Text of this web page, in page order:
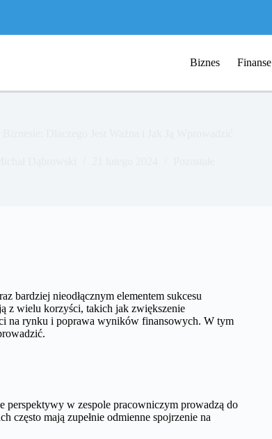
Biznes Finanse
bardziej nieodłącznym elementem sukcesu
z wielu korzyści, takich jak zwiększenie
na rynku i poprawa wyników finansowych. W tym
perspektywy w zespole pracowniczym prowadzą do
mają zupełnie odmienne spojrzenie na